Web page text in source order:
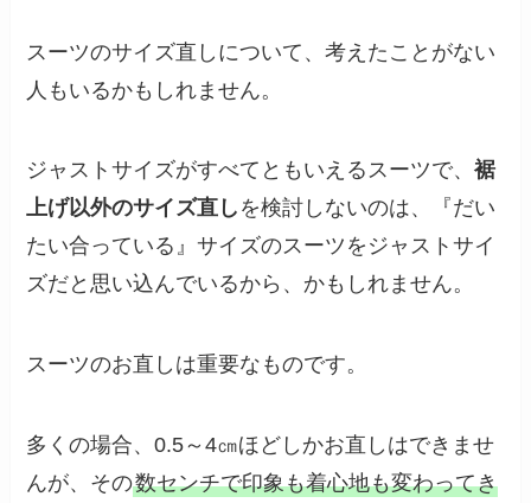
スーツのサイズ直しについて、考えたことがない
人もいるかもしれません。
ジャストサイズがすべてともいえるスーツで、裾
上げ以外のサイズ直し を検討しないのは、『だい
たい合っている』サイズのスーツをジャストサイ
ズだと思い込んでいるから、かもしれません。
スーツのお直しは重要なものです。
多くの場合、0.5～4㎝ほどしかお直しはできませ
んが、その数センチで印象も着心地も変わってき